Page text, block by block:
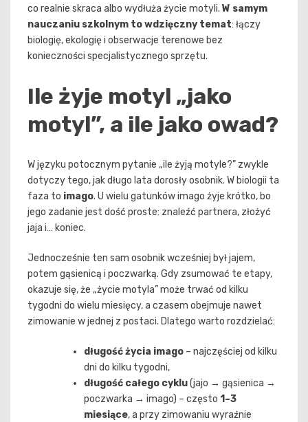
co realnie skraca albo wydłuża życie motyli. W samym
nauczaniu szkolnym to wdzięczny temat: łączy
biologię, ekologię i obserwacje terenowe bez
konieczności specjalistycznego sprzętu.
Ile żyje motyl „jako
motyl”, a ile jako owad?
W języku potocznym pytanie „ile żyją motyle?” zwykle
dotyczy tego, jak długo lata dorosły osobnik. W biologii ta
faza to imago. U wielu gatunków imago żyje krótko, bo
jego zadanie jest dość proste: znaleźć partnera, złożyć
jaja i… koniec.
Jednocześnie ten sam osobnik wcześniej był jajem,
potem gąsienicą i poczwarką. Gdy zsumować te etapy,
okazuje się, że „życie motyla” może trwać od kilku
tygodni do wielu miesięcy, a czasem obejmuje nawet
zimowanie w jednej z postaci. Dlatego warto rozdzielać:
długość życia imago – najczęściej od kilku
dni do kilku tygodni,
długość całego cyklu(jajo → gąsienica →
poczwarka → imago) – często 1–3
miesiące, a przy zimowaniu wyraźnie